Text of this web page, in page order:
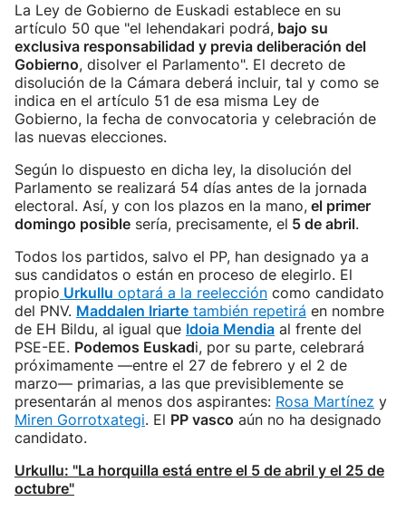
La Ley de Gobierno de Euskadi establece en su
artículo 50 que "el lehendakari podrá, bajo su
exclusiva responsabilidad y previa deliberación del
Gobierno, disolver el Parlamento". El decreto de
disolución de la Cámara deberá incluir, tal y como se
indica en el artículo 51 de esa misma Ley de
Gobierno, la fecha de convocatoria y celebración de
las nuevas elecciones.
Según lo dispuesto en dicha ley, la disolución del
Parlamento se realizará 54 días antes de la jornada
electoral. Así, y con los plazos en la mano, el primer
domingo posible sería, precisamente, el 5 de abril.
Todos los partidos, salvo el PP, han designado ya a
sus candidatos o están en proceso de elegirlo. El
propio Urkullu optará a la reelección como candidato
del PNV. Maddalen Iriarte también repetirá en nombre
de EH Bildu, al igual que Idoia Mendia al frente del
PSE-EE. Podemos Euskadi, por su parte, celebrará
próximamente —entre el 27 de febrero y el 2 de
marzo— primarias, a las que previsiblemente se
presentarán al menos dos aspirantes: Rosa Martínez y
Miren Gorrotxategi. El PP vasco aún no ha designado
candidato.
Urkullu: "La horquilla está entre el 5 de abril y el 25 de
octubre"